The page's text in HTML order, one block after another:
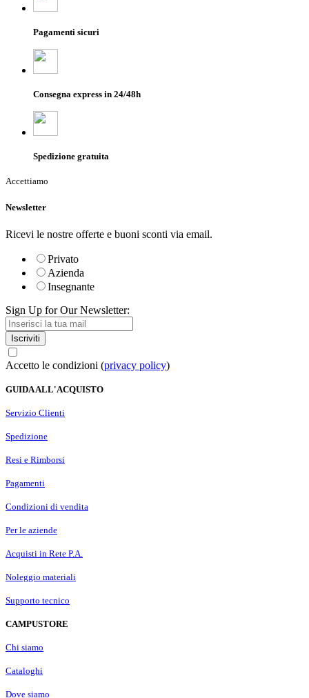
Pagamenti sicuri
Consegna express in 24/48h
Spedizione gratuita
Accettiamo
Newsletter
Ricevi le nostre offerte e buoni sconti via email.
Privato
Azienda
Insegnante
Sign Up for Our Newsletter:
Iscriviti
Accetto le condizioni (privacy policy)
GUIDA ALL'ACQUISTO
Servizio Clienti
Spedizione
Resi e Rimborsi
Pagamenti
Condizioni di vendita
Per le aziende
Acquisti in Rete P.A.
Noleggio materiali
Supporto tecnico
CAMPUSTORE
Chi siamo
Cataloghi
Dove siamo